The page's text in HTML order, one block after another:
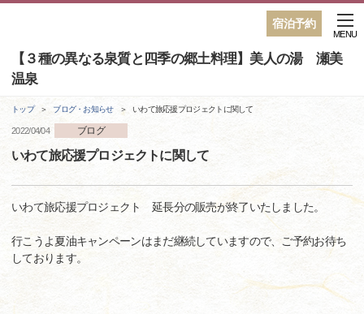
宿泊予約
【３種の異なる泉質と四季の郷土料理】美人の湯 瀬美
温泉
MENU
トップ ブログ・お知らせ いわて旅応援プロジェクトに関して
2022/04/04 ブログ
いわて旅応援プロジェクトに関して
いわて旅応援プロジェクト 延長分の販売が終了いたしました。
行こうよ夏油キャンペーンはまだ継続していますので、ご予約お待ち
しております。